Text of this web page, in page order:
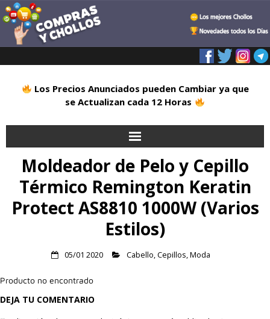
Los Precios Anunciados pueden Cambiar ya que
se Actualizan cada 12 Horas
Inicio
Alimentación
Hogar
Moldeador de Pelo y Cepillo
Térmico Remington Keratin
Protect AS8810 1000W (Varios
Estilos)
05/01 2020 Cabello,Cepillos,Moda
Producto no encontrado
DEJA TU COMENTARIO